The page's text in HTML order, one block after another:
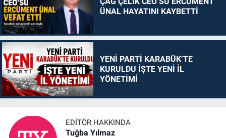
ÜNAL HAYATINI KAYBETTİ
YENİ PARTİ KARABÜK’TE
KURULDU İŞTE YENİ İL
YÖNETİMİ
EDITÖR HAKKINDA
Tuğba Yılmaz